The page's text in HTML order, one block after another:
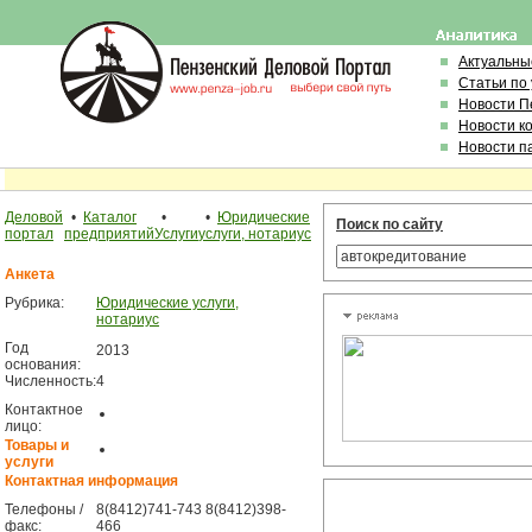
Статьи по
Новости
Новости
Новости
Деловой
портал
• Каталог
предприятий
•
Услуги
• Юридические
услуги, нотариус
Анкета
Рубрика:
Юридические услуги,
нотариус
Год
основания:
2013
Численность:4
Контактное
лицо:
Товары и
услуги
Контактная информация
Телефоны /
факс:
8(8412)741-743 8(8412)398-
466
Поиск по сайту